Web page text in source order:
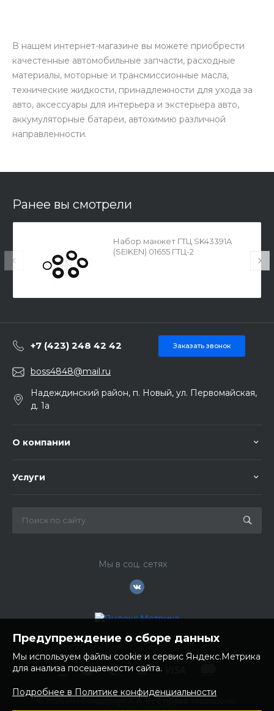
В нашем интернет-магазине вы можете приобрести
качестенные автомобильные запчасти, расходные
материалы, моторные и трансмиссионные масла,
технические жидкости, принадлежности для ухода за
авто, аксессуары для интерьера и экстерьера авто,
аккумуляторные батареи, автохимию различной
направленности.
Ранее вы смотрели
Набор манжет ГТЦ SK43391A
(SEIKEN) 01655 ГТЦ-2
+7 (423) 248 42 42 Заказать звонок
boss4848@mail.ru
Надеждинский район, п. Новый, ул. Первомайская,
д. 1а
О компании
Услуги
Мы в соц. сетях
Предупреждение о сборе данных
Мы используем файлы cookie и сервис Яндекс.Метрика
для анализа посещаемости сайта.
Подробнее в Политике конфиденциальности